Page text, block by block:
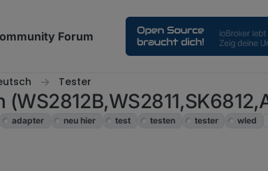
Forum
Tester
adapter neu hier test testen tester wled